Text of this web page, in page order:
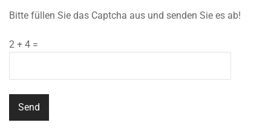
Bitte füllen Sie das Captcha aus und senden Sie es ab!
2 + 4 =